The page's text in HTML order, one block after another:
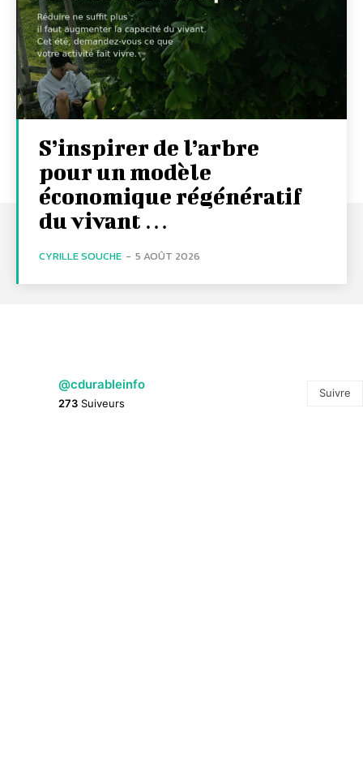
S’inspirer de l’arbre
pour un modèle
économique régénératif
du vivant …
CYRILLE SOUCHE - 5 AOÛT 2026
@cdurableinfo
273 Suiveurs
Suivre